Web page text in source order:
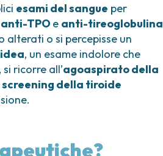
esami del sangue per
TPO e anti-tireoglobulina
alterati o si percepisse un
, un esame indolore che
ricorre all’agoaspirato della
screening della tiroide